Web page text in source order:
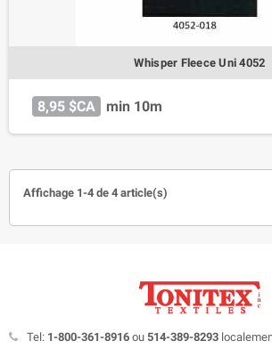
Whisper Fleece Uni 4052
8,95 $CA min 10m
Affichage 1-4 de 4 article(s)
Tel: 1-800-361-8916 ou 514-389-8293